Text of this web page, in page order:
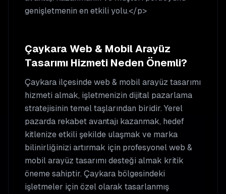
genişletmenin en etkili yolu.</p>
Çaykara Web & Mobil Arayüz
Tasarımı Hizmeti Neden Önemli?
Çaykara ilçesindeweb & mobil arayüz tasarımı
hizmeti almak, işletmenizin dijital pazarlama
stratejisinin temel taşlarından biridir. Yerel
pazarda rekabet avantajı kazanmak, hedef
kitlenize etkili şekilde ulaşmak ve marka
bilinirliğinizi artırmak için profesyonelweb &
mobil arayüz tasarımı desteği almak kritik
öneme sahiptir. Çaykara bölgesindeki
işletmeler için özel olarak tasarlanmış